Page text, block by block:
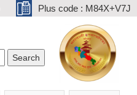
Plus code : M84X+V7J